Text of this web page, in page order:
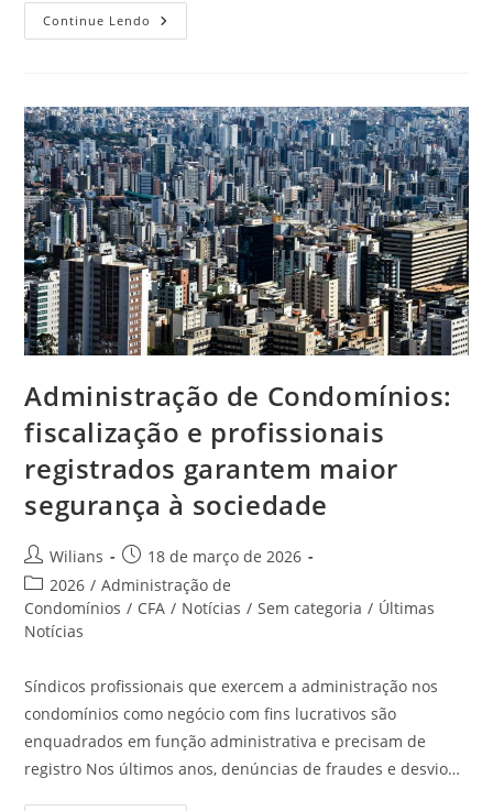
Continue Lendo Justiça
Federal
Registro
Para
Gerentes
De
Relacionamento
De
Instituições
Financeiras
Administração de Condomínios:
fiscalização e profissionais
registrados garantem maior
segurança à sociedade
Autor
do
post:
Wilians
Post
publicado:
18 de março de 2026
Categoria
do
post:
2026 / Administração de
Condomínios / CFA / Notícias / Sem categoria / Últimas
Notícias
Síndicos profissionais que exercem a administração nos
condomínios como negócio com fins lucrativos são
enquadrados em função administrativa e precisam de
registro Nos últimos anos, denúncias de fraudes e desvio…